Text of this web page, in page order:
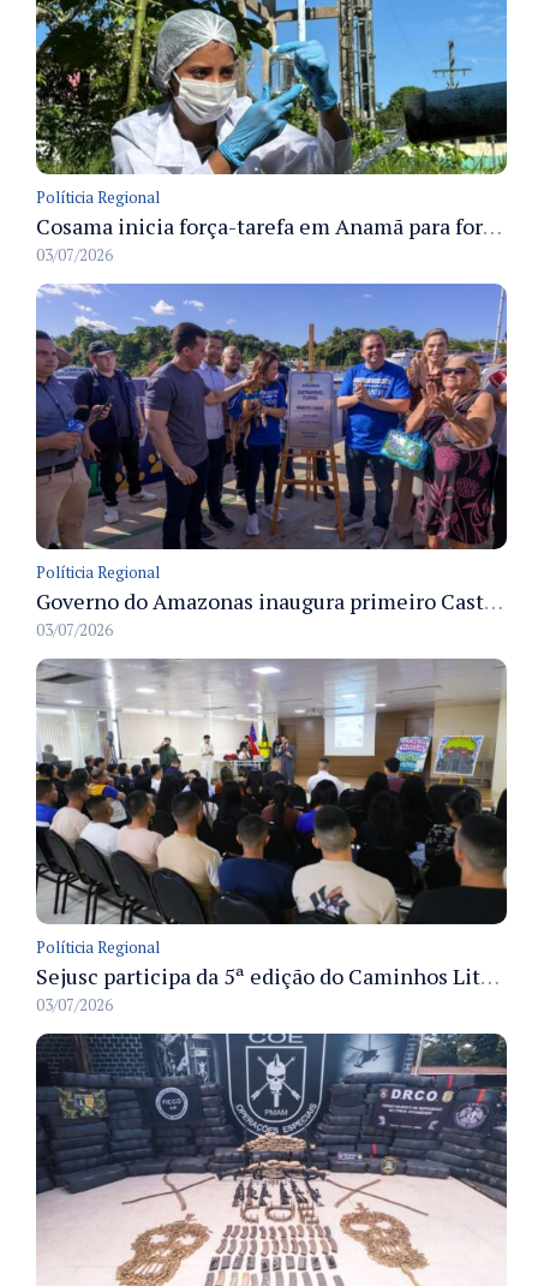
Políticia Regional
Cosama inicia força-tarefa em Anamã para fortalecer abastecimento de água e segurança hídrica da população
03/07/2026
Políticia Regional
Governo do Amazonas inaugura primeiro Castramóvel Fluvial para atendimento veterinário às comunidades ribeirinhas e castração gratuita
03/07/2026
Políticia Regional
Sejusc participa da 5ª edição do Caminhos Literários com foco na cultura hip-hop nas unidades socioeducativas
03/07/2026